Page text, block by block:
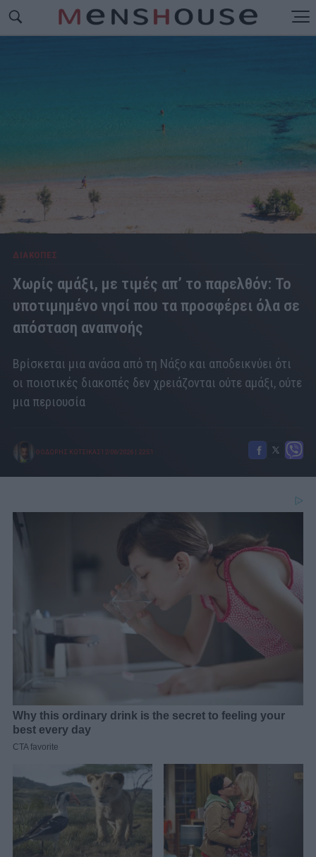
ΔΙΑΚΟΠΕΣ
Χωρίς αμάξι, με τιμές απ’ το παρελθόν: Το
υποτιμημένο νησί που τα προσφέρει όλα σε
απόσταση αναπνοής
Βρίσκεται μια ανάσα από τη Νάξο και αποδεικνύει ότι
οι ποιοτικές διακοπές δεν χρειάζονται ούτε αμάξι, ούτε
μια περιουσία
ΘΟΔΩΡΗΣ ΚΩΤΣΙΚΑΣ 12/06/2026 22:51